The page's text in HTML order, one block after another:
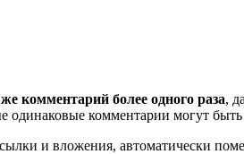
комментарий более одного раза,
комментарии могут быть
и вложения, автоматически